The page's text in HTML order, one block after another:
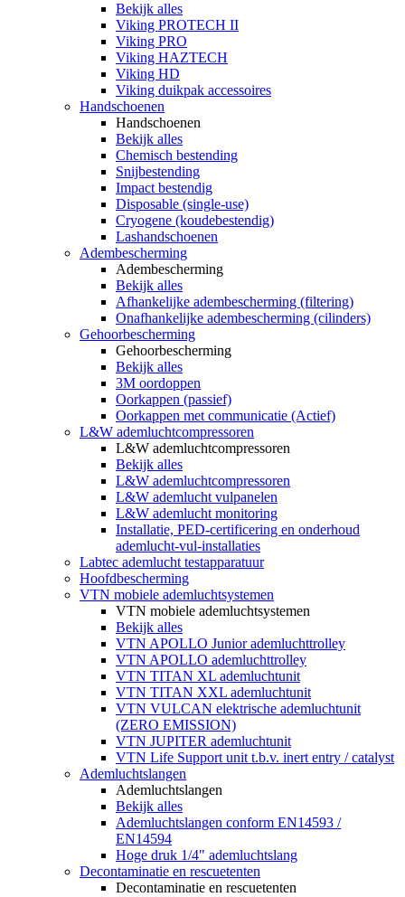
Bekijk alles
Viking PROTECH II
Viking PRO
Viking HAZTECH
Viking HD
Viking duikpak accessoires
Handschoenen
Handschoenen
Bekijk alles
Chemisch bestending
Snijbestending
Impact bestendig
Disposable (single-use)
Cryogene (koudebestendig)
Lashandschoenen
Adembescherming
Adembescherming
Bekijk alles
Afhankelijke adembescherming (filtering)
Onafhankelijke adembescherming (cilinders)
Gehoorbescherming
Gehoorbescherming
Bekijk alles
3M oordoppen
Oorkappen (passief)
Oorkappen met communicatie (Actief)
L&W ademluchtcompressoren
L&W ademluchtcompressoren
Bekijk alles
L&W ademluchtcompressoren
L&W ademlucht vulpanelen
L&W ademlucht monitoring
Installatie, PED-certificering en onderhoud
ademlucht-vul-installaties
Labtec ademlucht testapparatuur
Hoofdbescherming
VTN mobiele ademluchtsystemen
VTN mobiele ademluchtsystemen
Bekijk alles
VTN APOLLO Junior ademluchttrolley
VTN APOLLO ademluchttrolley
VTN TITAN XL ademluchtunit
VTN TITAN XXL ademluchtunit
VTN VULCAN elektrische ademluchtunit
(ZERO EMISSION)
VTN JUPITER ademluchtunit
VTN Life Support unit t.b.v. inert entry / catalyst
Ademluchtslangen
Ademluchtslangen
Bekijk alles
Ademluchtslangen conform EN14593 /
EN14594
Hoge druk 1/4" ademluchtslang
Decontaminatie en rescuetenten
Decontaminatie en rescuetenten